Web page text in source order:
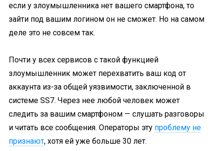
если у злоумышленника нет вашего смартфона, то
зайти под вашим логином он не сможет. Но на самом
деле это не совсем так.
Почти у всех сервисов с такой функцией
злоумышленник может перехватить ваш код от
аккаунта из-за общей уязвимости, заключенной в
системе SS7. Через нее любой человек может
следить за вашим смартфоном — слушать разговоры
и читать все сообщения. Операторы эту проблему не
признают, хотя ей уже больше 30 лет.